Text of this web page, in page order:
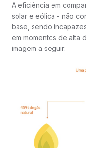
A eficiência em
solar e eólica - não
base, sendo
em momentos de alta
imagem a seguir: